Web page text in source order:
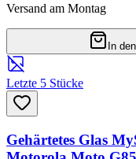
Versand am Montag
In
Letzte 5 Stücke
Gehärtetes Glas